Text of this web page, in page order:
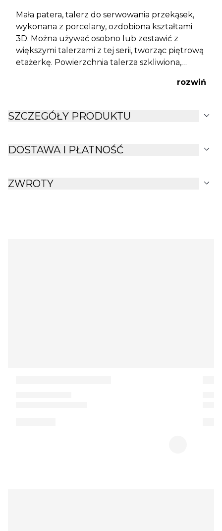
Mała patera, talerz do serwowania przekąsek,
wykonana z porcelany, ozdobiona kształtami
3D. Można używać osobno lub zestawić z
większymi talerzami z tej serii, tworząc piętrową
etażerkę. Powierzchnia talerza szkliwiona,
rozwiń
SZCZEGÓŁY PRODUKTU expand_more
DOSTAWA I PŁATNOŚĆ expand_more
ZWROTY expand_more